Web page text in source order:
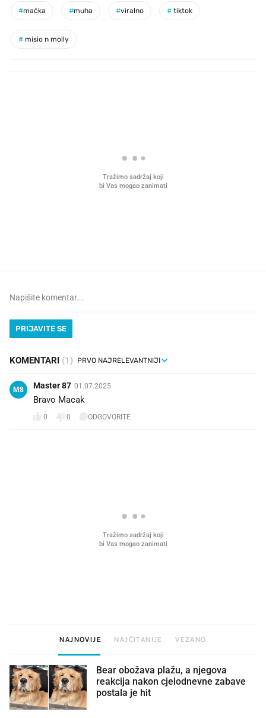
#mačka #muha #viralno # tiktok
# misio n molly
PRIJAVITE SE
KOMENTARI (1)
M8 Master 87 01.07.2025.
Bravo Macak
0 0 ODGOVORITE
NAJNOVIJE NAJČITANIJE VEZANO
Bear obožava plažu, a njegova
reakcija nakon cjelodnevne zabave
postala je hit